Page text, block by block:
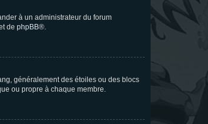
à un administrateur du forum
de phpBB®.
généralement des étoiles ou des blocs
ou propre à chaque membre.